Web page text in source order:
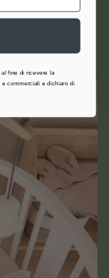
antibatterici e
in ogni stagione.
fine di ricevere la
commerciali e dichiaro di